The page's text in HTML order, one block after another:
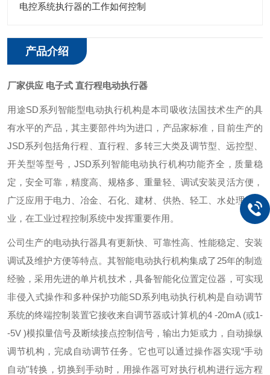
电控系统执行器的工作如何控制
产品介绍
厂家供应 电子式 直行程电动执行器
用途SD系列智能型电动执行机构是本司吸收法国技术生产的具
有水平的产品，其主要部件均为进口，产品家标准，目前生产的
JSD系列包括角行程、直行程、多转三大类及调节型、远控型、
开关型等型号，JSD系列智能电动执行机构功能齐全，质量稳
定，安全可靠，精度高、规格多、重量轻、调试安装灵活方便，
广泛应用于电力、冶金、石化、建材、供热、轻工、水处理等行
业，在工业过程控制系统中发挥重要作用。
公司生产的电动执行器具有更新快、可靠性高、性能稳定、安装
调试及维护方便等特点。其智能电动执行机构集成了25年的制造
经验，采用先进的单片机技术，具备智能化位置定位器，可实现
非侵入式操作和多种保护功能SD系列电动执行机构是自动调节
系统的终端控制装置它接收来自调节器或计算机的4 -20mA (或1-
-5V )模拟量信号及断续接点控制信号，输出力矩或力，自动操纵
调节机构，完成自动调节任务。它也可以通过操作器实现“手动
自动"转换，切换到手动时，用操作器可对执行机构进行远方程